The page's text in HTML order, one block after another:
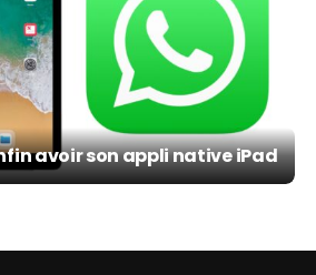
avoir son appli native iPad